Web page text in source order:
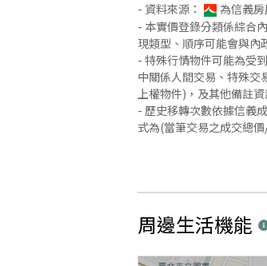
- 資料來源： 為信義
- 本實價登錄分類係綜合
現類型、順序可能會與內
- 特殊行情物件可能為受
中關係人間交易、特殊交
上權物件)，及其他備註
- 歷史移轉次數依據信義
式為(當筆交易之成交總
周邊生活機能